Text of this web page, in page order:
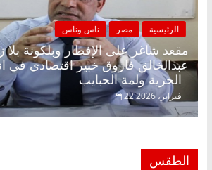
الرئيسية مصر ناس وناس
مقعد شاغر على الإفطار وبلكونة
عبدالخالق فاروق خبير اقتصادي في
الحرية ولمة الحبايب
22 فبراير، 2026
الطقس